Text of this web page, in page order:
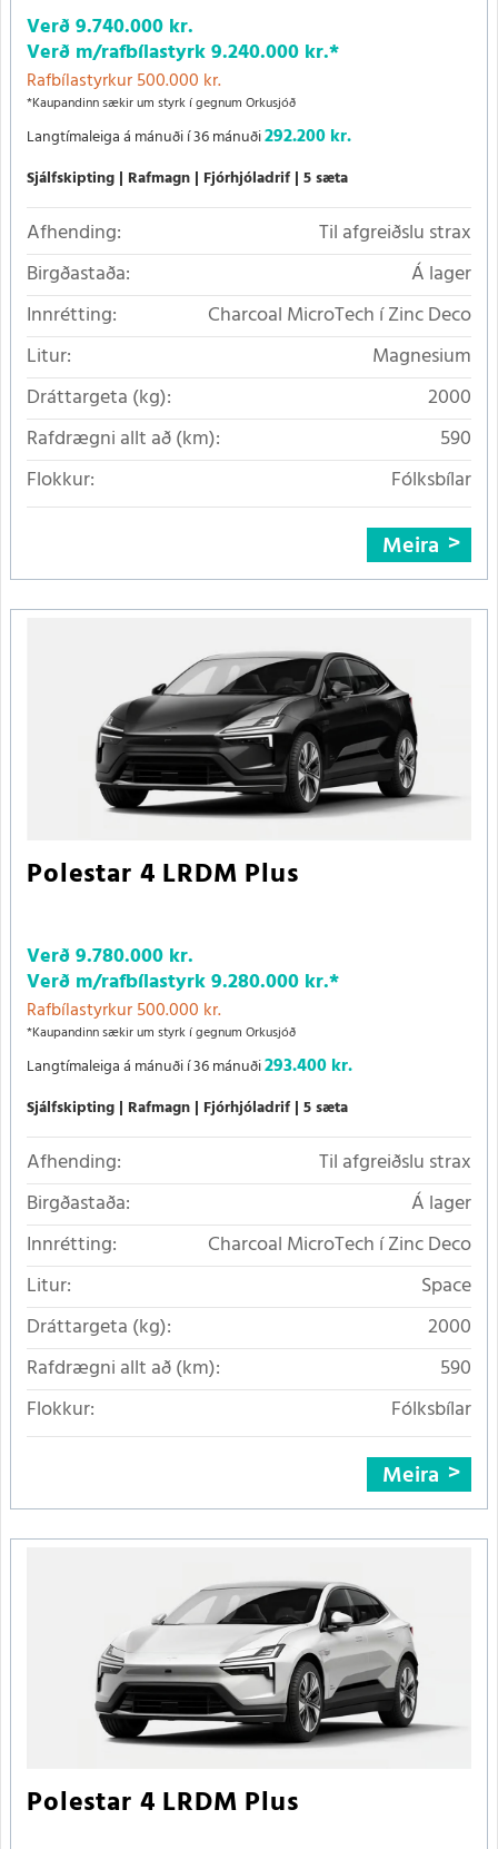
Verð9.740.000 kr.
Verð m/rafbílastyrk9.240.000 kr.*
Rafbílastyrkur 500.000 kr.
*Kaupandinn sækir um styrk í gegnum Orkusjóð
Langtímaleiga á mánuði í 36 mánuði292.200 kr.
Sjálfskipting Rafmagn Fjórhjóladrif 5 sæta
Afhending:
Til afgreiðslu strax
Birgðastaða:
Á lager
Innrétting:
Charcoal MicroTech í Zinc Deco
Litur:
Magnesium
Dráttargeta (kg):
2000
Rafdrægni allt að (km):
590
Flokkur:
Fólksbílar
Meira
Polestar 4 LRDM Plus
Verð9.780.000 kr.
Verð m/rafbílastyrk9.280.000 kr.*
Rafbílastyrkur 500.000 kr.
*Kaupandinn sækir um styrk í gegnum Orkusjóð
Langtímaleiga á mánuði í 36 mánuði293.400 kr.
Sjálfskipting Rafmagn Fjórhjóladrif 5 sæta
Afhending:
Til afgreiðslu strax
Birgðastaða:
Á lager
Innrétting:
Charcoal MicroTech í Zinc Deco
Litur:
Space
Dráttargeta (kg):
2000
Rafdrægni allt að (km):
590
Flokkur:
Fólksbílar
Meira
Polestar 4 LRDM Plus